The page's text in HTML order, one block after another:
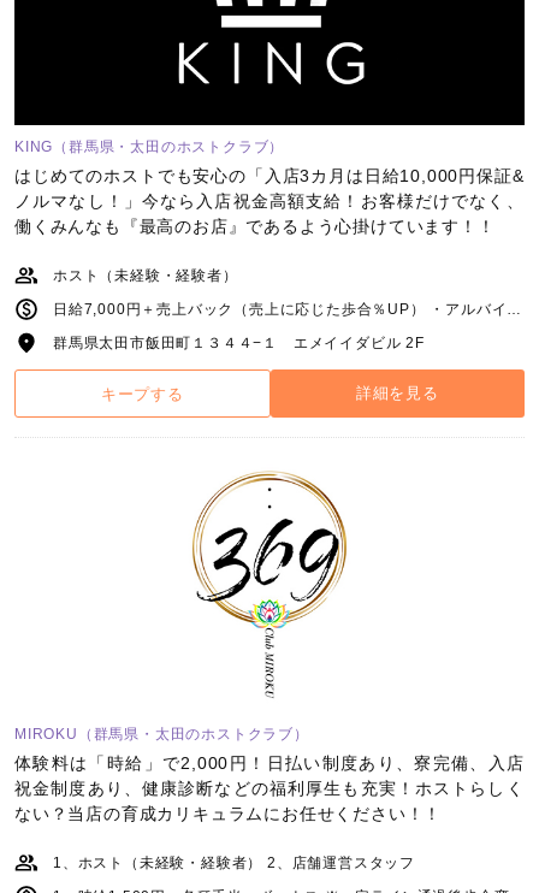
KING（群馬県・太田のホストクラブ）
はじめてのホストでも安心の「入店3カ月は日給10,000円保証&
ノルマなし！」今なら入店祝金高額支給！お客様だけでなく、
働くみんなも『最高のお店』であるよう心掛けています！！
ホスト（未経験・経験者）
日給7,000円＋売上バック（売上に応じた歩合％UP） ・アルバイト：時給1,150円＋売上バックあり
群馬県太田市飯田町１３４４−１ エメイイダビル 2F
キープする 詳細を見る
MIROKU（群馬県・太田のホストクラブ）
体験料は「時給」で2,000円！日払い制度あり、寮完備、入店
祝金制度あり、健康診断などの福利厚生も充実！ホストらしく
ない？当店の育成カリキュラムにお任せください！！
1、ホスト（未経験・経験者） 2、店舗運営スタッフ